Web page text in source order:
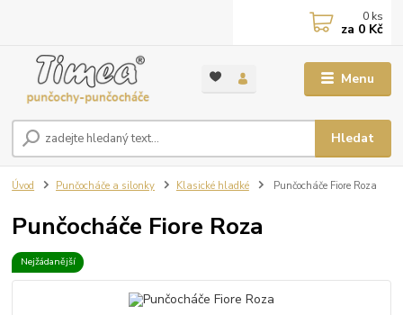
Menu
Hledat
0 ks
za 0 Kč
Úvod Punčocháče a silonky Klasické hladké Punčocháče Fiore Roza
Punčocháče Fiore Roza
Nejžádanější